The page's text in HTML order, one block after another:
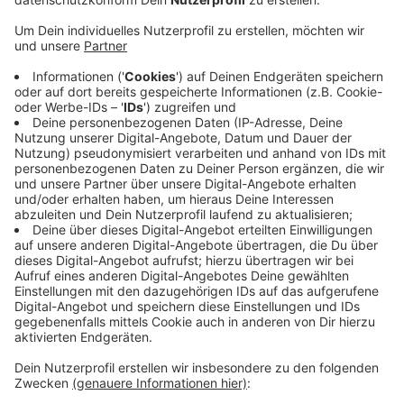
Anzeige
Nach zwei wetterbedingten Absagen kann nun endlich
gelaufen werden: Bei Sonne und blauem Himmel findet
morgen der Silvesterlauf an
der Obernautalsperre statt. Es ist die 45. Ausgabe des
Laufs. Laut dem Veranstalter CVJM haben sich
bereits über 500 Teilnehmer angemeldet. Den Anfang
machen um 9:45 Uhr die Nordic Walker, es folgen u.a.
der Schülerlauf und der
Halbmarathon. Nachmeldungen sind morgen noch bis
eine Stunde vor dem jeweiligen Wettbewerb möglich.
Alle weiteren Infos gibt eshier.
Anzeige